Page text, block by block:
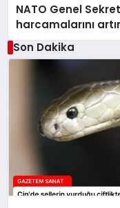
NATO Genel
harcamalarını
Son Dakika